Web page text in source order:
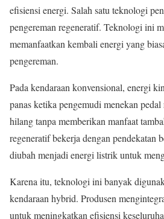
efisiensi energi. Salah satu teknologi
pengereman regeneratif. Teknologi ini
memanfaatkan kembali energi yang
pengereman.
Pada kendaraan konvensional, energi
panas ketika pengemudi menekan
hilang tanpa memberikan manfaat
regeneratif bekerja dengan pendekatan
diubah menjadi energi listrik untuk
Karena itu, teknologi ini banyak
kendaraan hybrid. Produsen
untuk meningkatkan efisiensi